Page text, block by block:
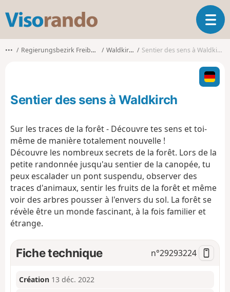
s
o
O
u
v
i
r
l
g
i
o
••• Regierungsbezirk Freiburg Waldkirch Sentier des sens à Waldkirch
Sentier des sens à Waldkirch
Sur les traces de la forêt - Découvre tes sens et toi-
même de manière totalement nouvelle !
Découvre les nombreux secrets de la forêt. Lors de la
petite randonnée jusqu'au sentier de la canopée, tu
peux escalader un pont suspendu, observer des
traces d'animaux, sentir les fruits de la forêt et même
voir des arbres pousser à l'envers du sol. La forêt se
révèle être un monde fascinant, à la fois familier et
étrange.
Fiche technique n°29293224
Création 13 déc. 2022